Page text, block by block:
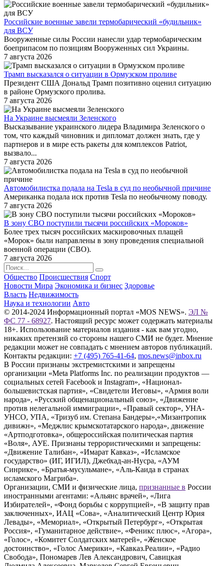
Российские военные завели термобарический «будильник»
для ВСУ
Вооруженные силы России нанесли удар термобарическим
боеприпасом по позициям Вооруженных сил Украины.
7 августа 2026
Трамп высказался о ситуации в Ормузском проливе
Президент США Дональд Трамп позитивно оценил ситуацию
в районе Ормузского пролива.
7 августа 2026
На Украине высмеяли Зеленского
Высказывание украинского лидера Владимира Зеленского о
том, что каждый чиновник и дипломат должен знать, где у
партнеров и в мире есть ракеты для комплексов Patriot,
вызвало...
7 августа 2026
Автомобилистка подала на Tesla в суд по необычной причине
Американка подала иск против Tesla по необычному поводу.
7 августа 2026
В зону СВО поступили тысячи российских «Мороков»
Более трех тысяч российских маскировочных плащей
«Морок» были направлены в зону проведения специальной
военной операции (СВО).
7 августа 2026
Общество Происшествия Спорт
Новости Мира Экономика и бизнес Здоровье
Власть Недвижимость
Наука и технологии Авто
© 2014-2024 Информационный портал «MOS NEWS». ЭЛ №
ФС 77 - 68927. Настоящий ресурс может содержать материалы
18+. Использование материалов издания - как вам угодно,
никаких претензий со стороны нашего СМИ не будет. Мнение
редакции может не совпадать с мнением авторов публикаций.
Контакты редакции: +7 (495) 765-41-64, mos.news@inbox.ru
В России признаны экстремистскими и запрещены
организации «Meta Platforms Inc. по реализации продуктов —
социальных сетей Facebook и Instagram», «Национал-
большевистская партия», «Свидетели Иеговы», «Армия воли
народа», «Русский общенациональный союз», «Движение
против нелегальной иммиграции», «Правый сектор», УНА-
УНСО, УПА, «Тризуб им. Степана Бандеры»,«Мизантропик
дивижн», «Меджлис крымскотатарского народа», движение
«Артподготовка», общероссийская политическая партия
«Воля», АУЕ. Признаны террористическими и запрещены:
«Движение Талибан», «Имарат Кавказ», «Исламское
государство» (ИГ, ИГИЛ), Джебхад-ан-Нусра, «АУМ
Синрике», «Братья-мусульмане», «Аль-Каида в странах
исламского Магриба».
Организации, СМИ и физические лица, признанные в России
иностранными агентами: «Альянс врачей», «Лига
Избирателей», «Фонд борьбы с коррупцией», «В защиту прав
заключенных», ИАЦ «Сова», «Аналитический Центр Юрия
Левады», «Мемориал», «Открытый Петербург», «Открытая
Россия», «Гуманитарное действие», «Феникс плюс», «Агора»,
«Голос», «Комитет Солдатских матерей», «Женское
достоинство», «Голос Америки», «Кавказ.Реалии», «Радио
Свобода», Пономарев Лев Александрович, Савицкая